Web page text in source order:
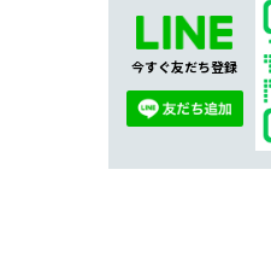
今すぐ友だち登録